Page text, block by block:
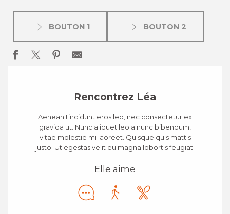
BOUTON 1 BOUTON 2
Rencontrez Léa
Aenean tincidunt eros leo, nec consectetur ex
gravida ut. Nunc aliquet leo a nunc bibendum,
vitae molestie mi laoreet. Quisque quis mattis
justo. Ut egestas velit eu magna lobortis feugiat.
Elle aime